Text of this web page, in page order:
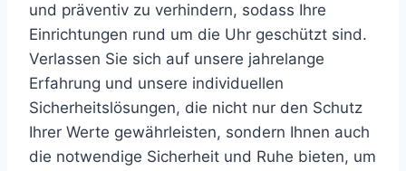
und präventiv zu verhindern, sodass Ihre
Einrichtungen rund um die Uhr geschützt sind.
Verlassen Sie sich auf unsere jahrelange
Erfahrung und unsere individuellen
Sicherheitslösungen, die nicht nur den Schutz
Ihrer Werte gewährleisten, sondern Ihnen auch
die notwendige Sicherheit und Ruhe bieten, um